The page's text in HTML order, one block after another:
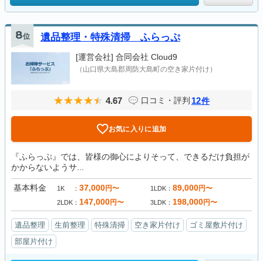
8位 遺品整理・特殊清掃 ふらっぷ
[運営会社] 合同会社 Cloud9
（山口県大島郡周防大島町の空き家片付け）
4.67 口コミ・評判 12件
お気に入りに追加
『ふらっぷ』では、皆様の御心によりそって、できるだけ負担が
かからないようサ...
基本料金 1K 37,000円〜 1LDK 89,000円〜
2LDK 147,000円〜 3LDK 198,000円〜
遺品整理 生前整理 特殊清掃 空き家片付け
ゴミ屋敷片付け
部屋片付け